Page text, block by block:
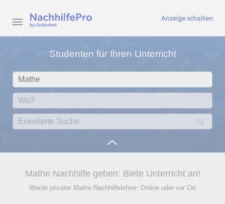
Anzeige schalten
Studenten für Ihren Unterricht
Mathe Nachhilfe geben: Biete Unterricht an!
Werde privater Mathe Nachhilfelehrer: Online oder vor Ort